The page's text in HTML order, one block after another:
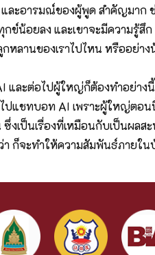
ละอารมณ์ของผู้พูด สำคัญมาก
ข์น้อยลง และเขาจะมีความ
านของเราไปไหน หรืออย่า
ละต่อไปผู้ใหญ่ก็ต้องทำอย่าง
ปแชทบอท AI เพราะผู้ใหญ่ตอน
งเป็นเรื่องที่เหมือนกับเป็นผ
ก็จะทำให้ความสัมพันธ์ภายใน